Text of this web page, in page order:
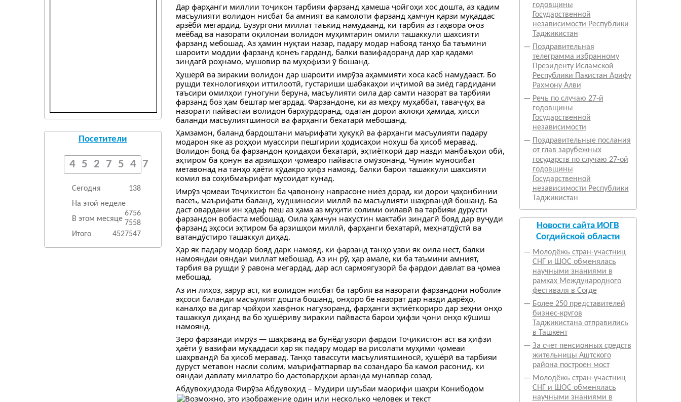
Посетители
4527547
Сегодня
138
На этой неделе
6756
В этом месяце 7558
Итого
4527547
Дар фарҳанги миллии тоҷикон тарбияи фарзанд ҳамеша ҷойгоҳи хос дошта, аз қадим
масъулияти волидон нисбат ба амният ва камолоти фарзанд ҳамчун қарзи муқаддас
арзёбӣ мегардид. Бузургони миллат таъкид намудаанд, ки тарбия аз гаҳвора оғоз
меёбад ва назорати оқилонаи волидон муҳимтарин омили ташаккули шахсияти
фарзанд мебошад. Аз ҳамин нуқтаи назар, падару модар набояд танҳо ба таъмини
шароити моддии фарзанд қонеъ гарданд, балки вазифадоранд дар ҳар қадами
зиндагӣ роҳнамо, мушовир ва муҳофизи ӯ бошанд.
Ҳушёрӣ ва зиракии волидон дар шароити имрӯза аҳаммияти хоса касб намудааст. Бо
рушди технологияҳои иттилоотӣ, густариши шабакаҳои иҷтимоӣ ва зиёд гардидани
таъсири омилҳои гуногуни беруна, масъулияти оила дар самти назорат ва тарбияи
фарзанд боз ҳам бештар мегардад. Фарзандоне, ки аз меҳру муҳаббат, таваҷҷуҳ ва
назорати пайвастаи волидон бархӯрдоранд, одатан дорои ахлоқи ҳамида, ҳисси
баланди масъулиятшиносӣ ва фарҳанги бехатарӣ мебошанд.
Ҳамзамон, баланд бардоштани маърифати ҳуқуқӣ ва фарҳанги масъулияти падару
модарон яке аз роҳҳои муассири пешгирии ҳодисаҳои нохуш ба ҳисоб меравад.
Волидон бояд ба фарзандон қоидаҳои бехатарӣ, эҳтиёткорӣ дар назди манбаъҳои обӣ,
эҳтиром ба қонун ва арзишҳои ҷомеаро пайваста омӯзонанд. Чунин муносибат
метавонад на танҳо ҳаёти кӯдакро ҳифз намояд, балки барои ташаккули шахсияти
комил ва соҳибмаърифат мусоидат кунад.
Имрӯз ҷомеаи Тоҷикистон ба ҷавонону наврасоне ниёз дорад, ки дорои ҷаҳонбинии
васеъ, маърифати баланд, худшиносии миллӣ ва масъулияти шаҳрвандӣ бошанд. Ба
даст овардани ин ҳадаф пеш аз ҳама аз муҳити солими оилавӣ ва тарбияи дурусти
фарзандон вобаста мебошад. Оила ҳамчун нахустин мактаби зиндагӣ бояд дар вуҷуди
фарзанд эҳсоси эҳтиром ба арзишҳои миллӣ, фарҳанги бехатарӣ, меҳнатдӯстӣ ва
ватандӯстиро ташаккул диҳад.
Ҳар як падару модар бояд дарк намояд, ки фарзанд танҳо узви як оила нест, балки
намояндаи ояндаи миллат мебошад. Аз ин рӯ, ҳар амале, ки ба таъмини амният,
тарбия ва рушди ӯ равона мегардад, дар асл сармоягузорӣ ба фардои давлат ва ҷомеа
мебошад.
Аз ин лиҳоз, зарур аст, ки волидон нисбат ба тарбия ва назорати фарзандони ноболиғ
эҳсоси баланди масъулият дошта бошанд, онҳоро бе назорат дар назди дарёҳо,
каналҳо ва дигар ҷойҳои хавфнок нагузоранд, фарҳанги эҳтиёткориро дар зеҳни онҳо
ташаккул диҳанд ва бо ҳушёриву зиракии пайваста барои ҳифзи ҷони онҳо кӯшиш
намоянд.
Зеро фарзанди имрӯз — шаҳрванд ва бунёдгузори фардои Тоҷикистон аст ва ҳифзи
ҳаёти ӯ вазифаи муқаддаси ҳар як падару модар ва рисолати муҳими ҷомеаи
шаҳрвандӣ ба ҳисоб меравад. Танҳо тавассути масъулиятшиносӣ, ҳушёрӣ ва тарбияи
дуруст метавон насли солим, маърифатпарвар ва созандаро ба камол расонид, ки
ояндаи давлату миллатро бо дастовардҳои арзанда мунаввар созад.
Абдувоҳидзода Фирӯза Абдувоҳид – Мудири шуъбаи маорифи шаҳри Конибодом
годовщины
Государственной
независимости Республики
Таджикистан
—
Поздравительная
телеграмма избранному
Президенту Исламской
Республики Пакистан Арифу
Рахмону Алви
— Речь по случаю 27-й
годовщины
Государственной
независимости
—
Поздравительные послания
от глав зарубежных
государств по случаю 27-ой
годовщины
Государственной
независимости Республики
Таджикистан
Новости сайта ИОГВ
Согдийской области
— Молодёжь стран-участниц
СНГ и ШОС обменялась
научными знаниями в
рамках Международного
фестиваля в Согде
— Более 250 представителей
бизнес-кругов
Таджикистана отправились
в Ташкент
— За счет пенсионных средств
жительницы Аштского
района построен мост
— Молодёжь стран-участниц
СНГ и ШОС обменялась
научными знаниями в